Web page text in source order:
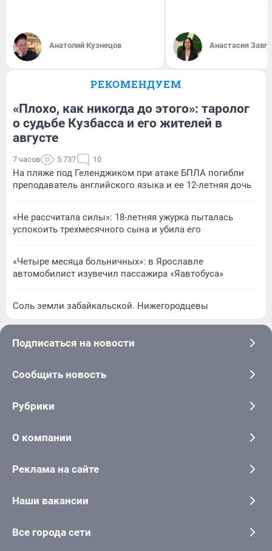
Анатолий Кузнецов Анастасия
РЕКОМЕНДУЕМ
«Плохо, как никогда до этого»: таролог
о судьбе Кузбасса и его жителей в
августе
7 часов 5 737 10
На пляже под Геленджиком при атаке БПЛА погибли
преподаватель английского языка и ее 12-летняя дочь
«Не рассчитала силы»: 18-летняя ужурка пыталась
успокоить трехмесячного сына и убила его
«Четыре месяца больничных»: в Ярославле
автомобилист изувечил пассажира «Яавтобуса»
Соль земли забайкальской. Нижегородцевы
Подписаться на новости
Сообщить новость
Рубрики
О компании
Реклама на сайте
Наши вакансии
Все города сети